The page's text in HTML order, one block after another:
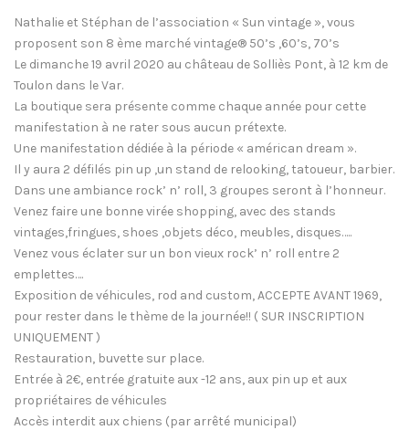
Nathalie et Stéphan de l’association « Sun vintage », vous
proposent son 8 ème marché vintage® 50’s ,60’s, 70’s
Le dimanche 19 avril 2020 au château de Solliès Pont, à 12 km de
Toulon dans le Var.
La boutique sera présente comme chaque année pour cette
manifestation à ne rater sous aucun prétexte.
Une manifestation dédiée à la période « américan dream ».
Il y aura 2 défilés pin up ,un stand de relooking, tatoueur, barbier.
Dans une ambiance rock’ n’ roll, 3 groupes seront à l’honneur.
Venez faire une bonne virée shopping, avec des stands
vintages,fringues, shoes ,objets déco, meubles, disques…..
Venez vous éclater sur un bon vieux rock’ n’ roll entre 2
emplettes….
Exposition de véhicules, rod and custom, ACCEPTE AVANT 1969,
pour rester dans le thème de la journée!! ( SUR INSCRIPTION
UNIQUEMENT )
Restauration, buvette sur place.
Entrée à 2€, entrée gratuite aux -12 ans, aux pin up et aux
propriétaires de véhicules
Accès interdit aux chiens (par arrêté municipal)